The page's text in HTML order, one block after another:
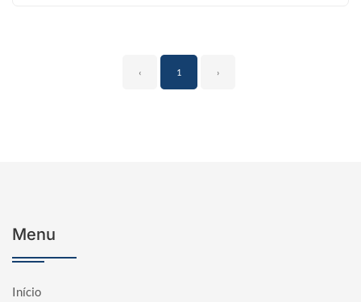
‹ 1 ›
Menu
Início